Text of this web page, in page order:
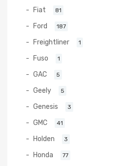
Fiat 81
Ford 187
Freightliner 1
Fuso 1
GAC 5
Geely 5
Genesis 3
GMC 41
Holden 3
Honda 77